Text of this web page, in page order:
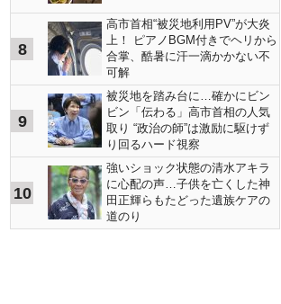
8
高市首相“被災地利用PV”が大炎
上！ ピアノBGM付きでヘリから
合掌、酷暑に汗一滴かかない不
可解
9
被災地を踏み台に…確かにビン
ビン「伝わる」高市首相の人気
取り “政治の師”は激励に駆けず
り回るハード視察
10
強いショック状態の清水アキラ
に心配の声…子供を亡くした神
田正輝らもたどった遺族ケアの
道のり